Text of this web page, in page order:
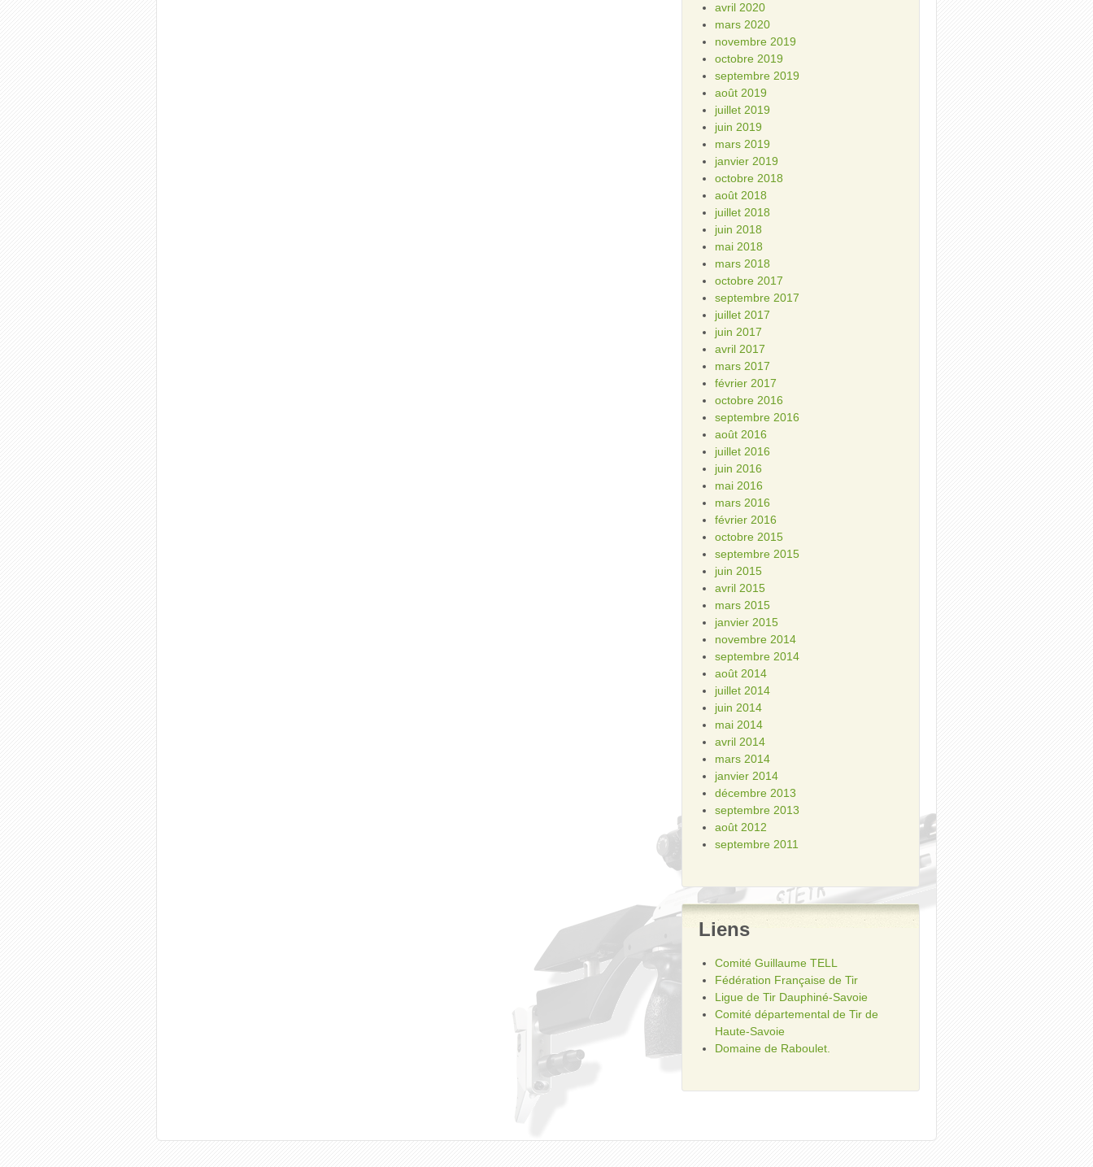
avril 2020
mars 2020
novembre 2019
octobre 2019
septembre 2019
août 2019
juillet 2019
juin 2019
mars 2019
janvier 2019
octobre 2018
août 2018
juillet 2018
juin 2018
mai 2018
mars 2018
octobre 2017
septembre 2017
juillet 2017
juin 2017
avril 2017
mars 2017
février 2017
octobre 2016
septembre 2016
août 2016
juillet 2016
juin 2016
mai 2016
mars 2016
février 2016
octobre 2015
septembre 2015
juin 2015
avril 2015
mars 2015
janvier 2015
novembre 2014
septembre 2014
août 2014
juillet 2014
juin 2014
mai 2014
avril 2014
mars 2014
janvier 2014
décembre 2013
septembre 2013
août 2012
septembre 2011
Liens
Comité Guillaume TELL
Fédération Française de Tir
Ligue de Tir Dauphiné-Savoie
Comité départemental de Tir de
Haute-Savoie
Domaine de Raboulet.